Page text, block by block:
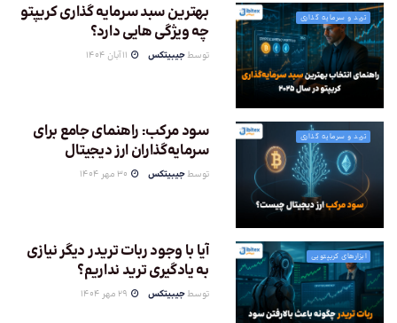
ترید و سرمایه گذاری
بهترین سبد سرمایه گذاری کریپتو
چه ویژگی هایی دارد؟
توسط جیبیتکس
ترید و سرمایه گذاری
سود مرکب: راهنمای جامع برای
سرمایه‌گذاران ارز دیجیتال
توسط جیبیتکس
ابزارهای کریپتویی
آیا با وجود ربات تریدر دیگر نیازی
به یادگیری ترید نداریم؟
توسط جیبیتکس